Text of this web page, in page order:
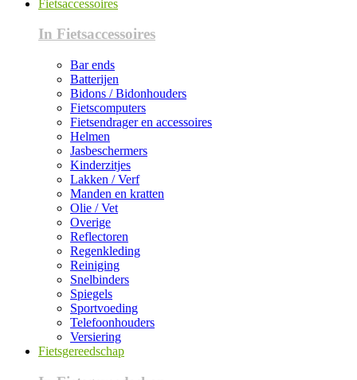
Fietsaccessoires
In Fietsaccessoires
Bar ends
Batterijen
Bidons / Bidonhouders
Fietscomputers
Fietsendrager en accessoires
Helmen
Jasbeschermers
Kinderzitjes
Lakken / Verf
Manden en kratten
Olie / Vet
Overige
Reflectoren
Regenkleding
Reiniging
Snelbinders
Spiegels
Sportvoeding
Telefoonhouders
Versiering
Fietsgereedschap